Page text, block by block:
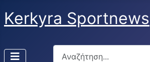
Kerkyra Sportnews
Αναζήτηση